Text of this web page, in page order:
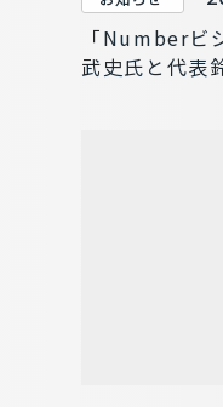
「Numberビ
武史氏と代表